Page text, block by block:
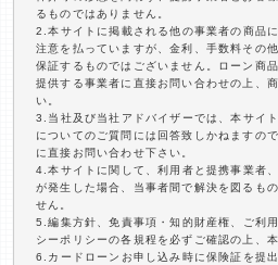
るものではありません。
2.本サイトに掲載される他の事業者の商品
注意を払っていますが、金利、手数料その
保証するものではございません。ローン商
提供する事業者に直接お問い合わせの上、
い。
3.当社及び当社アドバイザーでは、本サイ
についてのご質問には回答致しかねますの
に直接お問い合わせ下さい。
4.本サイトに関して、利用者と提携事業者
が発生した場合、当事者間で解決を図るも
せん。
5.編集方針、免責事項・知的財産権、ご利
シーポリシーの各規程を必ずご確認の上、
6.カードローンお申し込み時に保険証を提